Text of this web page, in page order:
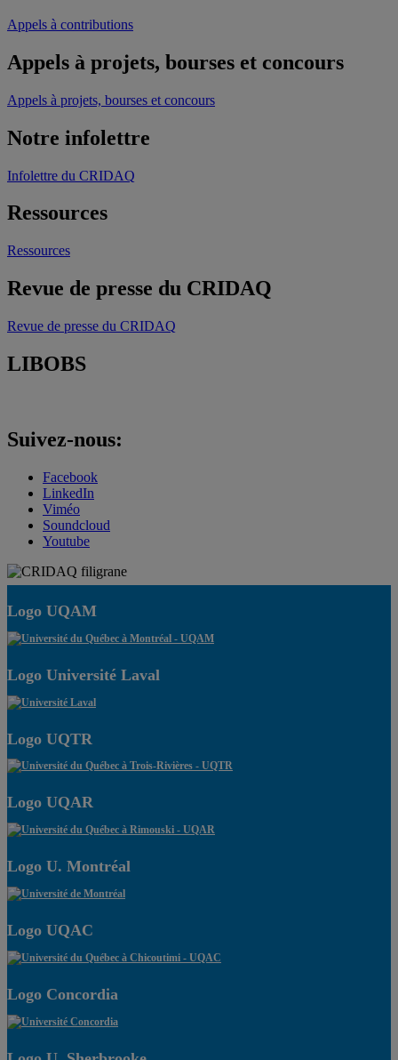
Appels à contributions
Appels à projets, bourses et concours
Appels à projets, bourses et concours
Notre infolettre
Infolettre du CRIDAQ
Ressources
Ressources
Revue de presse du CRIDAQ
Revue de presse du CRIDAQ
LIBOBS
Suivez-nous:
Facebook
LinkedIn
Viméo
Soundcloud
Youtube
Logo UQAM
Logo Université Laval
Logo UQTR
Logo UQAR
Logo U. Montréal
Logo UQAC
Logo Concordia